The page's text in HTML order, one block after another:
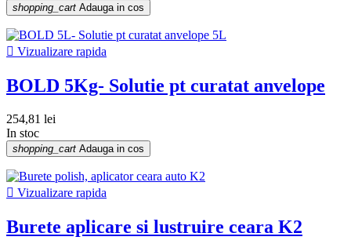
shopping_cart Adauga in cos
 Vizualizare rapida
BOLD 5Kg- Solutie pt curatat anvelope
254,81 lei
In stoc
shopping_cart Adauga in cos
 Vizualizare rapida
Burete aplicare si lustruire ceara K2